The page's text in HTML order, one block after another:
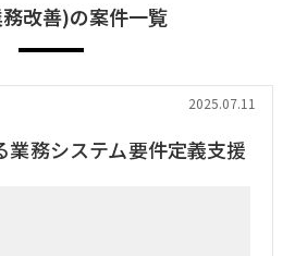
改善)の案件一覧
2025.07.11
業務システム要件定義支援